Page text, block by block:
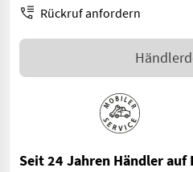
Rückruf anfordern
Seit 24 Jahren Händler